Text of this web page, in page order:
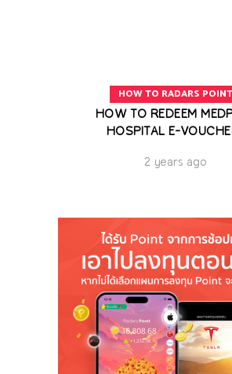
HOW TO RADARS POINT
HOW TO REDEEM
HOSPITAL E-
2 years ago